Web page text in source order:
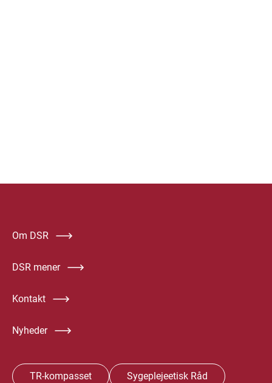
Om DSR
DSR mener
Kontakt
Nyheder
TR-kompasset Sygeplejeetisk Råd